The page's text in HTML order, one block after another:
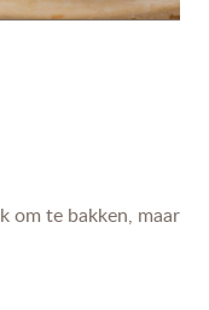
om te bakken, maar